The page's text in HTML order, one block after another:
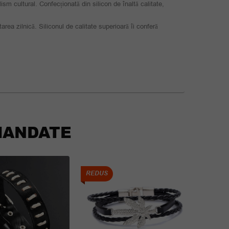
cultural. Confecționată din silicon de înaltă calitate,
zilnică. Siliconul de calitate superioară îi conferă
REDUS